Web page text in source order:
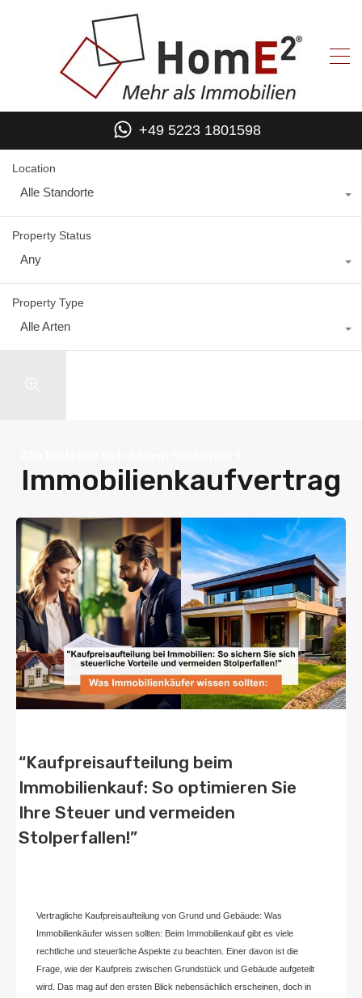
+49 5223 1801598
Location
Alle Standorte
Property Status
Any
Property Type
Alle Arten
Immobilienkaufvertrag
“Kaufpreisaufteilung beim
Immobilienkauf: So optimieren Sie
Ihre Steuer und vermeiden
Stolperfallen!”
Home2 Immobilien
Vertragliche Kaufpreisaufteilung von Grund und Gebäude: Was
Immobilienkäufer wissen sollten: Beim Immobilienkauf gibt es viele
rechtliche und steuerliche Aspekte zu beachten. Einer davon ist die
Frage, wie der Kaufpreis zwischen Grundstück und Gebäude aufgeteilt
wird. Das mag auf den ersten Blick nebensächlich erscheinen, doch in